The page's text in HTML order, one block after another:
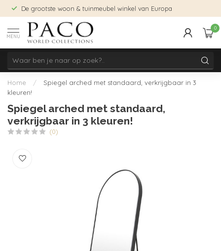
De grootste woon & tuinmeubel winkel van Europa
MENU
0
Home /
Spiegel arched met standaard, verkrijgbaar in 3
kleuren!
Spiegel arched met standaard,
verkrijgbaar in 3 kleuren!
(0)